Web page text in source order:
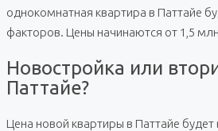
однокомнатная квартира в Паттайе
факторов. Цены начинаются от 1,5 млн
Новостройка или
Паттайе?
Цена новой квартиры в Паттайе